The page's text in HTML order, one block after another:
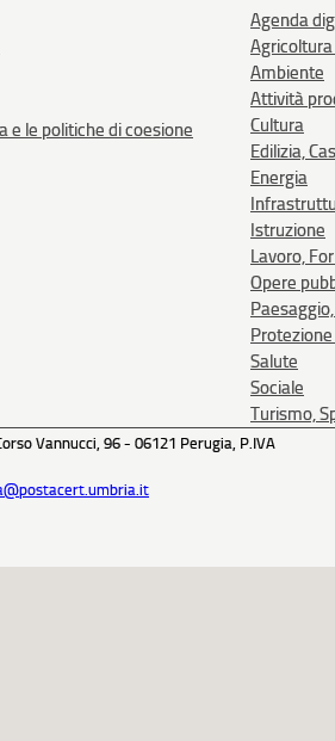
e le politiche di coesione
Agenda
Ambiente
Attività
Cultura
Edilizia,
Energia
Istruzione
Lavoro,
Opere
Protezione
Salute
Sociale
Turismo,
Vannucci, 96 - 06121 Perugia, P.IVA